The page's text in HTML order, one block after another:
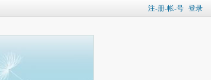
注-册-帐-号 登录